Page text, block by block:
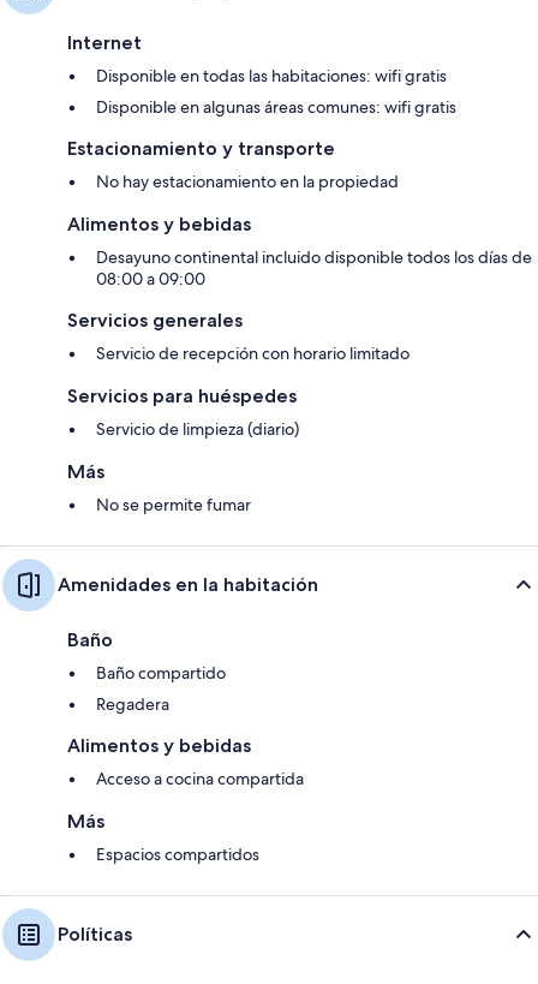
Internet
Disponible en todas las habitaciones: wifi gratis
Disponible en algunas áreas comunes: wifi gratis
Estacionamiento y transporte
No hay estacionamiento en la propiedad
Alimentos y bebidas
Desayuno continental incluido disponible todos los días de
08:00 a 09:00
Servicios generales
Servicio de recepción con horario limitado
Servicios para huéspedes
Servicio de limpieza (diario)
Más
No se permite fumar
Amenidades en la habitación
Baño
Baño compartido
Regadera
Alimentos y bebidas
Acceso a cocina compartida
Más
Espacios compartidos
Políticas